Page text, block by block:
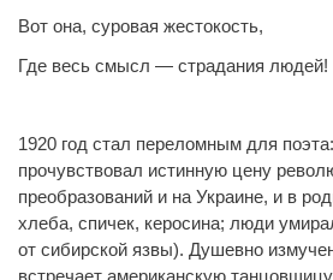
Вот она, суровая жестокость,
Где весь смысл — страдания людей!
1920 год стал переломным для
прочувствовал истинную цену
преобразований и на Украине, и в
хлеба, спичек, керосина; люди
от сибирской язвы). Душевно
встречает американскую